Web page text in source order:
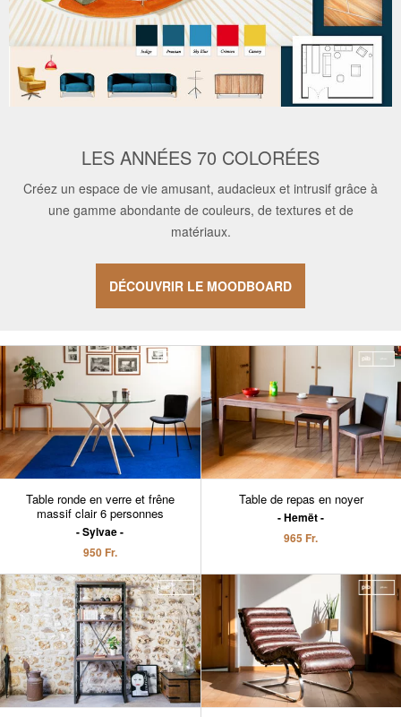
LES ANNÉES 70 COLORÉES
Créez un espace de vie amusant, audacieux et intrusif grâce à
une gamme abondante de couleurs, de textures et de
matériaux.
DÉCOUVRIR LE MOODBOARD
Table ronde en verre et frêne
massif clair 6 personnes
Sylvae
950 Fr.
Table de repas en noyer
Hemët
965 Fr.